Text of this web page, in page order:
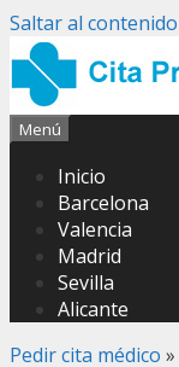
Saltar al contenido
Menú
Inicio
Barcelona
Valencia
Madrid
Sevilla
Alicante
Pedir cita médico »